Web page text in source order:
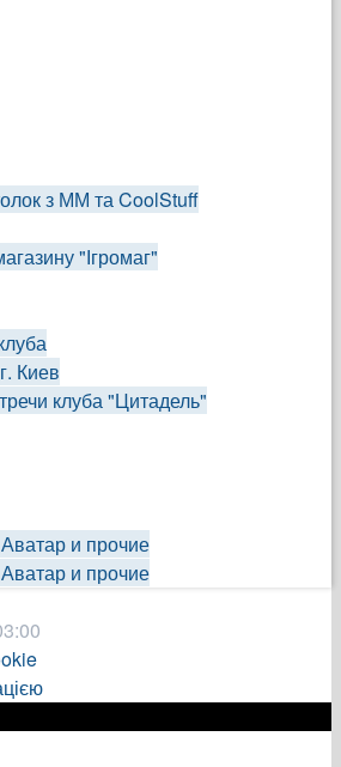
з ММ та CoolStuff
"Ігромаг"
Киев
клуба "Цитадель"
и прочие
и прочие